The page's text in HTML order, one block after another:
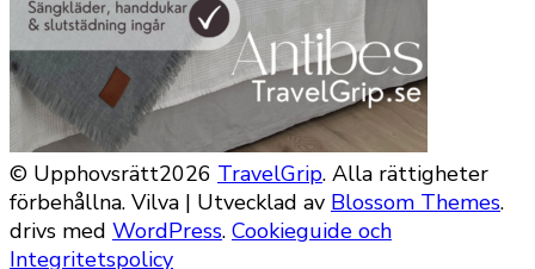
© Upphovsrätt2026 TravelGrip. Alla rättigheter
förbehållna. Vilva | Utvecklad av Blossom Themes.
drivs med WordPress. Cookieguide och
Integritetspolicy